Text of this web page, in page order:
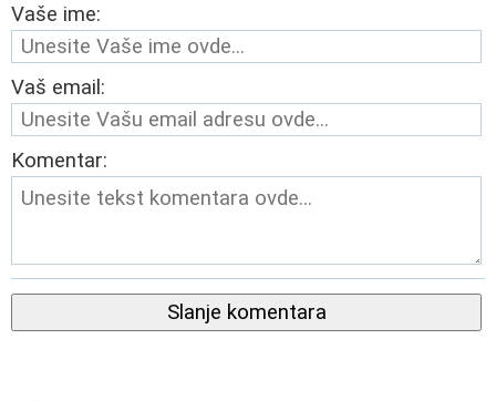
Vaše ime:
Vaš email:
Komentar:
Slanje komentara